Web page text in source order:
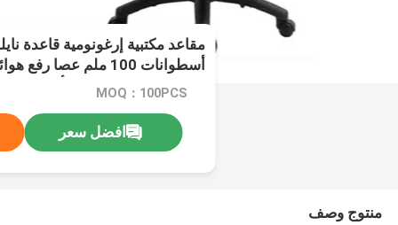
وسادة قاعدة ذراع لون أسود
MOQ：100PCS
افضل سعر
منتوج وصف